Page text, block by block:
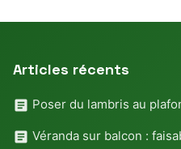
Articles récents
Poser du lambris au
Véranda sur balcon :